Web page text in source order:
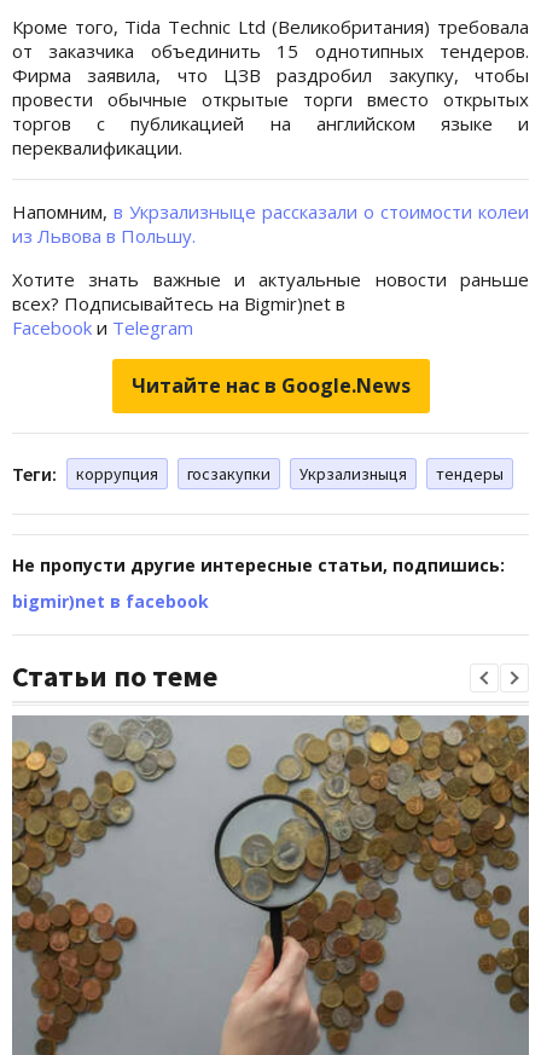
Кроме того, Tida Technic Ltd (Великобритания) требовала
от заказчика объединить 15 однотипных тендеров.
Фирма заявила, что ЦЗВ раздробил закупку, чтобы
провести обычные открытые торги вместо открытых
торгов с публикацией на английском языке и
переквалификации.
Напомним, в Укрзализныце рассказали о стоимости колеи
из Львова в Польшу.
Хотите знать важные и актуальные новости раньше
всех? Подписывайтесь на Bigmir)net в
Facebook и Telegram
Читайте нас в Google.News
Теги: коррупция госзакупки Укрзализныця тендеры
Не пропусти другие интересные статьи, подпишись:
bigmir)net в facebook
Статьи по теме